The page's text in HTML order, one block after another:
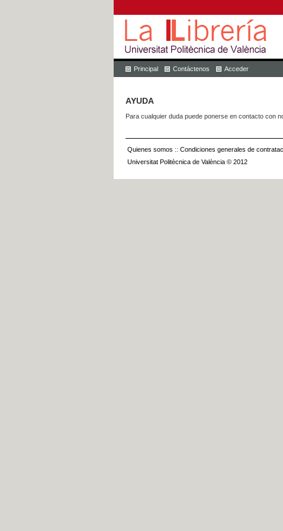
Principal Contáctenos Acceder
AYUDA
Para cualquier duda puede ponerse en contacto con
Quienes somos :: Condiciones generales de
Universitat Politècnica de València © 2012